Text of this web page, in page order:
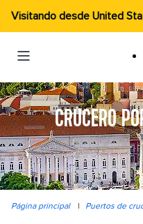
Visitando desde United
CRUCERO
Página principal | Puertos de